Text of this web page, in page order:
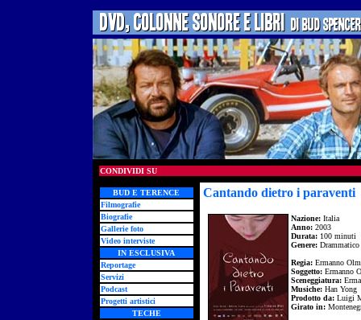
CONDIVIDI SU
BUD E TERENCE
Filmografie
Biografie
Gallerie foto
Video interviste
IN ESCLUSIVA
Reportage
Servizi
Podcast
Progetti artistici
TECHE
Cantando dietro i paraventi
Nazione: Italia
Anno: 2003
Durata: 100 minuti
Genere: Drammatico
Regia: Ermanno
Soggetto: Ermanno
Sceneggiatura:
Musiche: Han Yong
Prodotto da: Luigi
Girato in: